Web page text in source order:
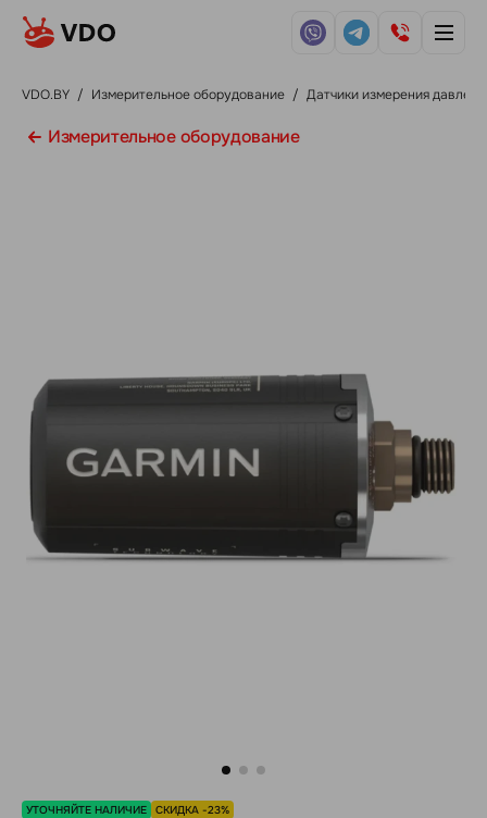
VDO.BY / Измерительное оборудование / Датчики измерения
Измерительное оборудование
УТОЧНЯЙТЕ НАЛИЧИЕ СКИДКА -23%